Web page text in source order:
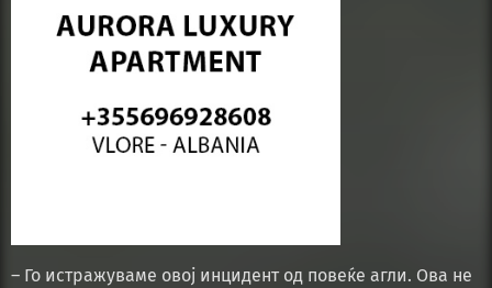
– Го истражуваме овој инцидент од повеќе агли. Ова не